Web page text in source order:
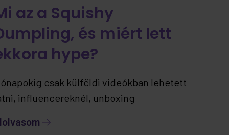
az a Squishy
és miért lett
hype?
csak külföldi videókban lehetett
influencereknél, unboxing
– ráadásul jelenleg kizárólag nálunk.